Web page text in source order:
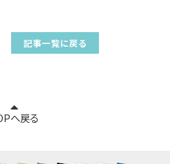
記事一覧に戻る
へ戻る